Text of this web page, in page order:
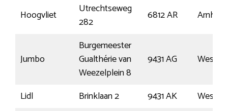
Hoogvliet
Utrechtseweg
282
6812 AR Arnhem
Jumbo
Burgemeester
Gualthérie van
Weezelplein 8
9431 AG
Lidl Brinklaan 2 9431 AK